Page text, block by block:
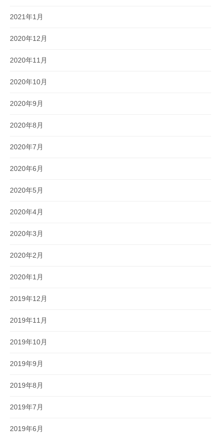
2021年1月
2020年12月
2020年11月
2020年10月
2020年9月
2020年8月
2020年7月
2020年6月
2020年5月
2020年4月
2020年3月
2020年2月
2020年1月
2019年12月
2019年11月
2019年10月
2019年9月
2019年8月
2019年7月
2019年6月